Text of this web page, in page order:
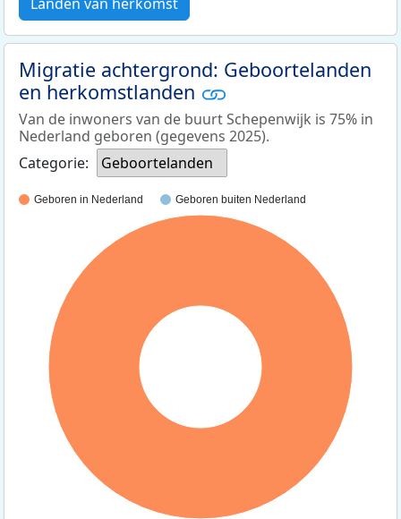
Migratie achtergrond: Geboortelanden
en herkomstlanden
Van de inwoners van de buurt Schepenwijk is 75% in
Nederland geboren (gegevens 2025).
Categorie:
Geboortelanden
Geboren in Nederland Geboren buiten Nederland